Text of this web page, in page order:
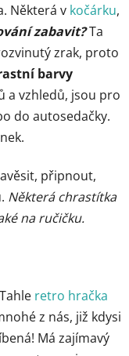
Některá v kočárku,
zabavit?Ta
zrak, proto
barvy
a vzhledů, jsou pro
do autosedačky.
připnout,
Některá chrastítka
na ručičku.
Tahle retro hračka
z nás, již kdysi
Má zajímavý